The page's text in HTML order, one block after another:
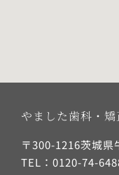
やました歯科・
〒300-1216茨城
TEL：0120-74-